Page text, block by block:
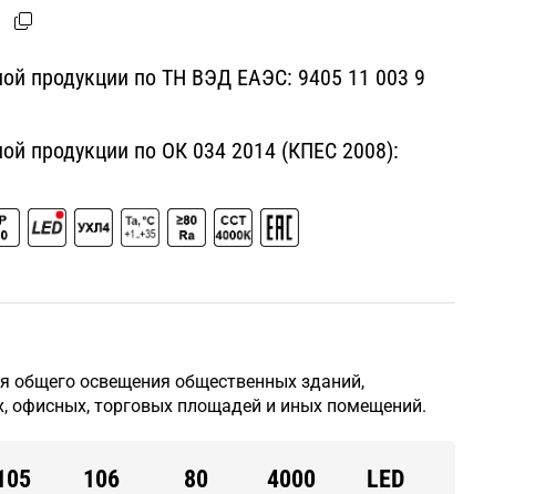
продукции по ТН ВЭД ЕАЭС: 9405 11 003 9
продукции по ОК 034 2014 (КПЕС 2008):
общего освещения общественных зданий,
офисных, торговых площадей и иных помещений.
106 80 4000 LED